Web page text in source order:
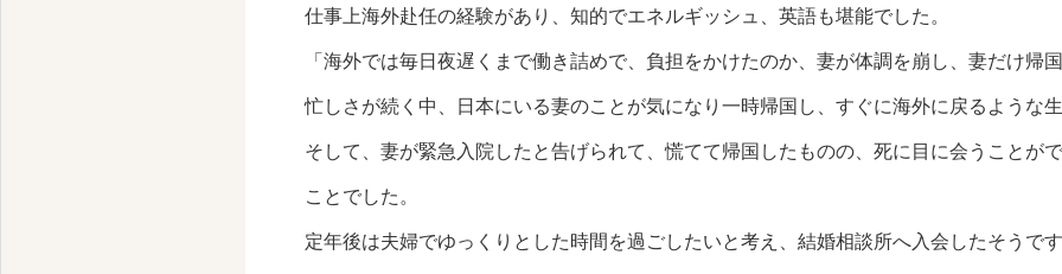
仕事上海外赴任の経験があり、知的でエネルギッシュ、英語も堪能でした。
「海外では毎日夜遅くまで働き詰めで、負担をかけたのか、妻が体調を崩し、妻だけ帰
忙しさが続く中、日本にいる妻のことが気になり一時帰国し、すぐに海外に戻るような
そして、妻が緊急入院したと告げられて、慌てて帰国したものの、死に目に会うことが
ことでした。
定年後は夫婦でゆっくりとした時間を過ごしたいと考え、結婚相談所へ入会したそうで